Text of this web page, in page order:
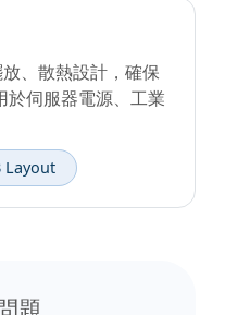
、散熱設計，確保
於伺服器電源、工業
Layout
題